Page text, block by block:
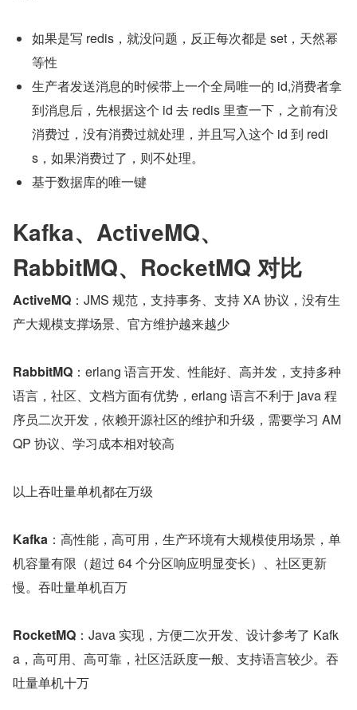
如果是写 redis，就没问题，反正每次都是 set，天然幂
等性
生产者发送消息的时候带上一个全局唯一的 id,消费者拿
到消息后，先根据这个 id 去 redis 里查一下，之前有没
消费过，没有消费过就处理，并且写入这个 id 到 redi
s，如果消费过了，则不处理。
基于数据库的唯一键
Kafka、ActiveMQ、
RabbitMQ、RocketMQ 对比
ActiveMQ ：JMS 规范，支持事务、支持 XA 协议，没有生
产大规模支撑场景、官方维护越来越少
RabbitMQ ：erlang 语言开发、性能好、高并发，支持多种
语言，社区、文档方面有优势，erlang 语言不利于 java 程
序员二次开发，依赖开源社区的维护和升级，需要学习 AM
QP 协议、学习成本相对较高
以上吞吐量单机都在万级
Kafka ：高性能，高可用，生产环境有大规模使用场景，单
机容量有限（超过 64 个分区响应明显变长）、社区更新
慢。吞吐量单机百万
RocketMQ ：Java 实现，方便二次开发、设计参考了 Kafk
a，高可用、高可靠，社区活跃度一般、支持语言较少。吞
吐量单机十万